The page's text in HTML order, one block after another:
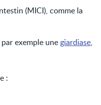
(MICI), comme la
exemple une giardiase,
: